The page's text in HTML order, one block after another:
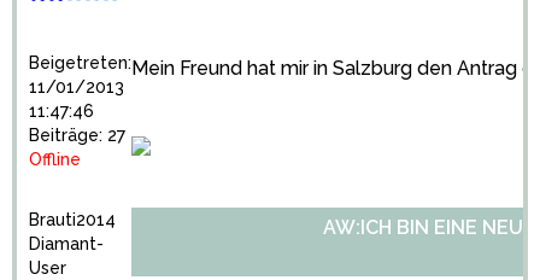
Beigetreten:
11/01/2013
11:47:46
Beiträge: 27
Offline
Mein Freund hat mir in Salzburg den Antrag
Brauti2014
Diamant-
User
AW:ICH BIN EINE